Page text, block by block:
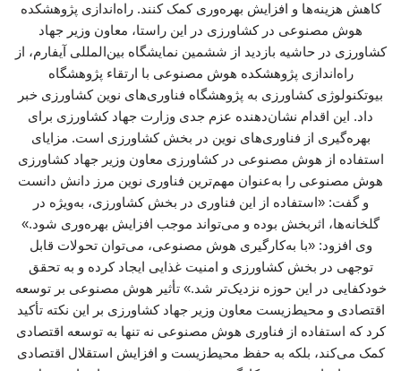
کاهش هزینه‌ها و افزایش بهره‌وری کمک کنند. راه‌اندازی پژوهشکده
هوش مصنوعی در کشاورزی در این راستا، معاون وزیر جهاد
کشاورزی در حاشیه بازدید از ششمین نمایشگاه بین‌المللی آیفارم، از
راه‌اندازی پژوهشکده هوش مصنوعی با ارتقاء پژوهشگاه
بیوتکنولوژی کشاورزی به پژوهشگاه فناوری‌های نوین کشاورزی خبر
داد. این اقدام نشان‌دهنده عزم جدی وزارت جهاد کشاورزی برای
بهره‌گیری از فناوری‌های نوین در بخش کشاورزی است. مزایای
استفاده از هوش مصنوعی در کشاورزی معاون وزیر جهاد کشاورزی
هوش مصنوعی را به‌عنوان مهم‌ترین فناوری نوین مرز دانش دانست
و گفت: «استفاده از این فناوری در بخش کشاورزی، به‌ویژه در
گلخانه‌ها، اثربخش بوده و می‌تواند موجب افزایش بهره‌وری شود.»
وی افزود: «با به‌کارگیری هوش مصنوعی، می‌توان تحولات قابل
توجهی در بخش کشاورزی و امنیت غذایی ایجاد کرده و به تحقق
خودکفایی در این حوزه نزدیک‌تر شد.» تأثیر هوش مصنوعی بر توسعه
اقتصادی و محیط‌زیست معاون وزیر جهاد کشاورزی بر این نکته تأکید
کرد که استفاده از فناوری هوش مصنوعی نه تنها به توسعه اقتصادی
کمک می‌کند، بلکه به حفظ محیط‌زیست و افزایش استقلال اقتصادی